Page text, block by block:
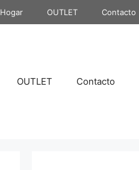
Hogar OUTLET Contacto
OUTLET Contacto